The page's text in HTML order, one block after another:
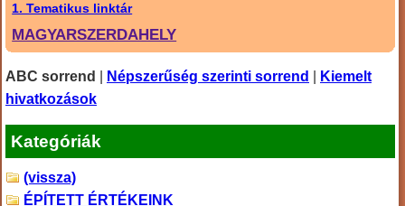
1. Tematikus linktár
MAGYARSZERDAHELY
ABC sorrend Népszerűség szerinti sorrend
Kiemelt
hivatkozások
Kategóriák
(vissza)
ÉPÍTETT ÉRTÉKEINK